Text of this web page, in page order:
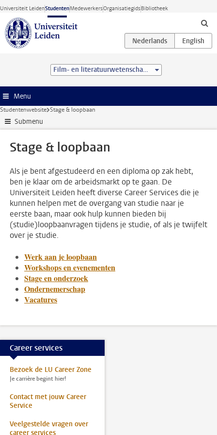
Ga direct naar de inhoud
Universiteit LeidenStudentenMedewerkersOrganisatiegidsBibliotheek
Film- en literatuurwetenschap (BA)
Menu
Studentenwebsite Stage & loopbaan
Submenu
Stage & loopbaan
Als je bent afgestudeerd en een diploma op zak hebt,
ben je klaar om de arbeidsmarkt op te gaan. De
Universiteit Leiden heeft diverse Career Services die je
kunnen helpen met de overgang van studie naar je
eerste baan, maar ook hulp kunnen bieden bij
(studie)loopbaanvragen tijdens je studie, of als je twijfelt
over je studie.
Werk aan je loopbaan
Workshops en evenementen
Stage en onderzoek
Ondernemerschap
Vacatures
Career services
Bezoek de LU Career Zone
Je carrière begint hier!
Contact met jouw Career
Service
Veelgestelde vragen over
career services